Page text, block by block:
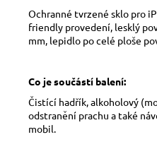
Ochranné tvrzené sklo pro
friendly provedení, lesklý
mm, lepidlo po celé ploše
Co je součástí balení:
Čistící hadřík, alkoholový
odstranění prachu a také
mobil.